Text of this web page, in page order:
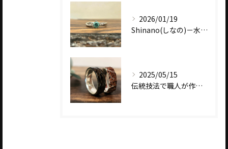
2026/01/19
Shinano(しなの)－水芭蕉－婚約指輪アレンジ例
2025/05/15
伝統技法で職人が作る一点物の特別な指輪～松本市近郊で結婚指輪・婚約指輪をお探しの方へ～